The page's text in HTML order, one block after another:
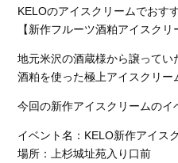
KELOのアイスクリームでおす
【新作フルーツ酒粕アイスクリ
地元米沢の酒蔵様から譲ってい
酒粕を使った極上アイスクリー
今回の新作アイスクリームのイ
イベント名：KELO新作アイス
場所：上杉城址苑入り口前